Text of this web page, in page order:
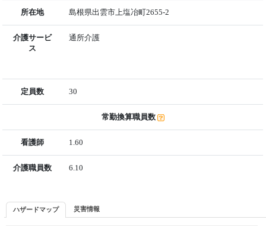
所在地 島根県出雲市上塩冶町2655-2
介護サービ
ス
通所介護
定員数 30
常勤換算職員数
看護師 1.60
介護職員数 6.10
ハザードマップ 災害情報